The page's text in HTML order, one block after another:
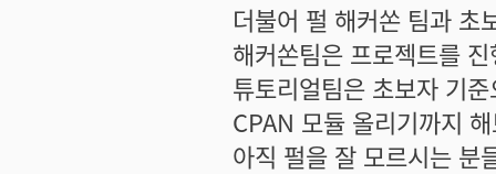
더불어 펄 해커쏜 팀과 초
해커쏜팀은 프로젝트를
튜토리얼팀은 초보자 기
CPAN 모듈 올리기까지
아직 펄을 잘 모르시는 분